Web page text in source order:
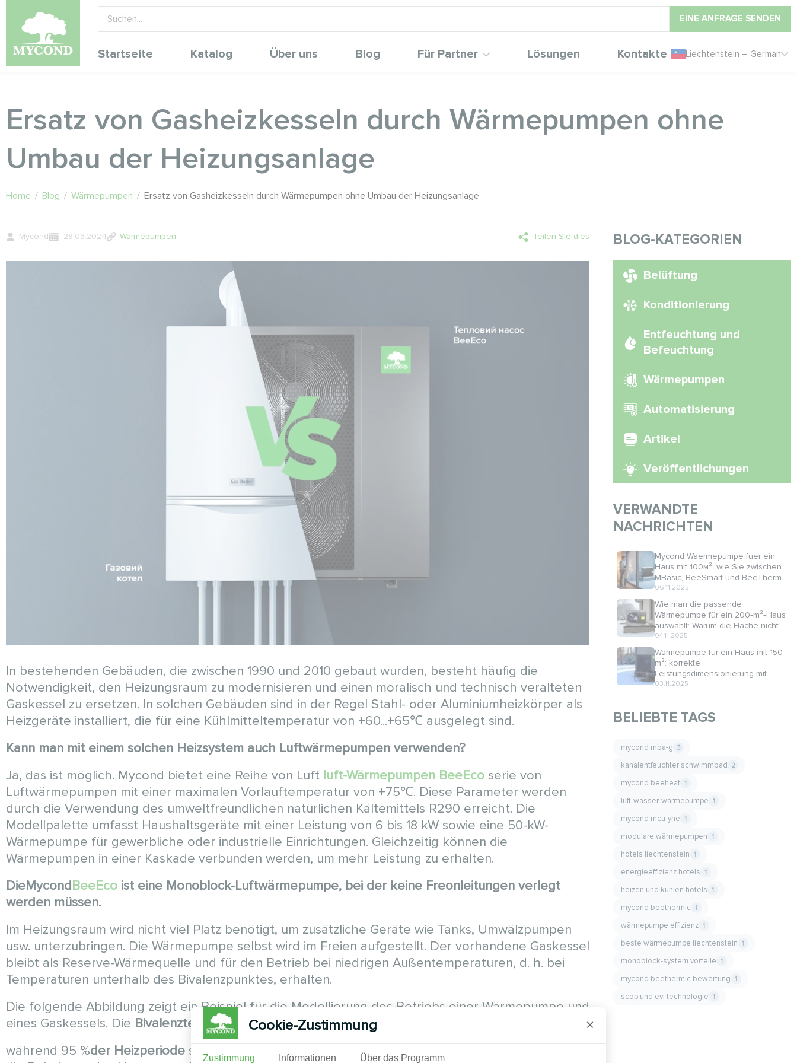
EINE ANFRAGE SENDEN
Startseite Katalog Über uns Blog Für Partner Lösungen Kontakte Liechtenstein – German
Ersatz von Gasheizkesseln durch Wärmepumpen ohne
Umbau der Heizungsanlage
Home / Blog / Wärmepumpen / Ersatz von Gasheizkesseln durch Wärmepumpen ohne Umbau der Heizungsanlage
Mycond 28.03.2024 Wärmepumpen Teilen Sie dies
In bestehenden Gebäuden, die zwischen 1990 und 2010 gebaut wurden, besteht häufig die
Notwendigkeit, den Heizungsraum zu modernisieren und einen moralisch und technisch veralteten
Gaskessel zu ersetzen. In solchen Gebäuden sind in der Regel Stahl- oder Aluminiumheizkörper als
Heizgeräte installiert, die für eine Kühlmitteltemperatur von +60...+65℃ ausgelegt sind.
Kann man mit einem solchen Heizsystem auch Luftwärmepumpen verwenden?
Ja, das ist möglich. Mycond bietet eine Reihe von Luft luft-Wärmepumpen BeeEco serie von
Luftwärmepumpen mit einer maximalen Vorlauftemperatur von +75℃. Diese Parameter werden
durch die Verwendung des umweltfreundlichen natürlichen Kältemittels R290 erreicht. Die
Modellpalette umfasst Haushaltsgeräte mit einer Leistung von 6 bis 18 kW sowie eine 50-kW-
Wärmepumpe für gewerbliche oder industrielle Einrichtungen. Gleichzeitig können die
Wärmepumpen in einer Kaskade verbunden werden, um mehr Leistung zu erhalten.
DieMycondBeeEco ist eine Monoblock-Luftwärmepumpe, bei der keine Freonleitungen verlegt
werden müssen.
Im Heizungsraum wird nicht viel Platz benötigt, um zusätzliche Geräte wie Tanks, Umwälzpumpen
usw. unterzubringen. Die Wärmepumpe selbst wird im Freien aufgestellt. Der vorhandene Gaskessel
bleibt als Reserve-Wärmequelle und für den Betrieb bei niedrigen Außentemperaturen, d. h. bei
Temperaturen unterhalb des Bivalenzpunktes, erhalten.
Die folgende Abbildung zeigt ein Beispiel für die Modellierung des Betriebs einer Wärmepumpe und
eines Gaskessels. Die Bivalenztemperaturfür dieses Projekt ist-12℃.
während 95 %der Heizperiode sorgt die Wärmepumpe für die Erwärmung des Brauchwassers und
BLOG-KATEGORIEN
Belüftung
Konditionierung
Entfeuchtung und
Befeuchtung
Wärmepumpen
Automatisierung
Artikel
Veröffentlichungen
VERWANDTE
NACHRICHTEN
Mycond Waermepumpe fuer ein
Haus mit 100м²: wie Sie zwischen
MBasic, BeeSmart und BeeThermic
waehlen
06.11.2025
Wie man die passende
Wärmepumpe für ein 200‑m²‑Haus
auswählt: Warum die Fläche nicht
das wichtigste Kriterium ist
04.11.2025
Wärmepumpe für ein Haus mit 150
m²: korrekte
Leistungsdimensionierung mit
BeeHeat
03.11.2025
BELIEBTE TAGS
mycond mba-g 3
kanalentfeuchter schwimmbad 2
mycond beeheat 1
luft-wasser-wärmepumpe 1
mycond mcu-yhe 1
modulare wärmepumpen 1
hotels liechtenstein 1
energieeffizienz hotels 1
heizen und kühlen hotels 1
mycond beethermic 1
wärmepumpe effizienz 1
beste wärmepumpe liechtenstein 1
monoblock-system vorteile 1
mycond beethermic bewertung 1
scop und evi technologie 1
Cookie-Zustimmung ×
Zustimmung Informationen Über das Programm